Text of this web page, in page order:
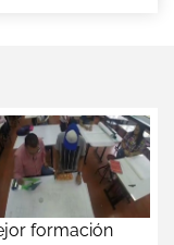
formación